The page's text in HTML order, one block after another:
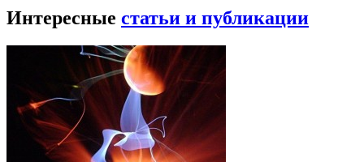
Интересные статьи и публикации